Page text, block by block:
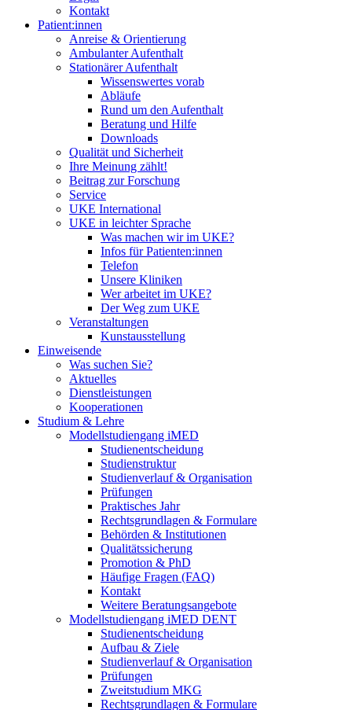
Kontakt
Patient:innen
Anreise & Orientierung
Ambulanter Aufenthalt
Stationärer Aufenthalt
Wissenswertes vorab
Abläufe
Rund um den Aufenthalt
Beratung und Hilfe
Downloads
Qualität und Sicherheit
Ihre Meinung zählt!
Beitrag zur Forschung
Service
UKE International
UKE in leichter Sprache
Was machen wir im UKE?
Infos für Patienten:innen
Telefon
Unsere Kliniken
Wer arbeitet im UKE?
Der Weg zum UKE
Veranstaltungen
Kunstausstellung
Einweisende
Was suchen Sie?
Aktuelles
Dienstleistungen
Kooperationen
Studium & Lehre
Modellstudiengang iMED
Studienentscheidung
Studienstruktur
Studienverlauf & Organisation
Prüfungen
Praktisches Jahr
Rechtsgrundlagen & Formulare
Behörden & Institutionen
Qualitätssicherung
Promotion & PhD
Häufige Fragen (FAQ)
Kontakt
Weitere Beratungsangebote
Modellstudiengang iMED DENT
Studienentscheidung
Aufbau & Ziele
Studienverlauf & Organisation
Prüfungen
Zweitstudium MKG
Rechtsgrundlagen & Formulare